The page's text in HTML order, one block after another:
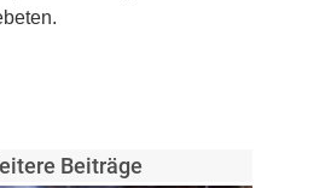
Beiträge